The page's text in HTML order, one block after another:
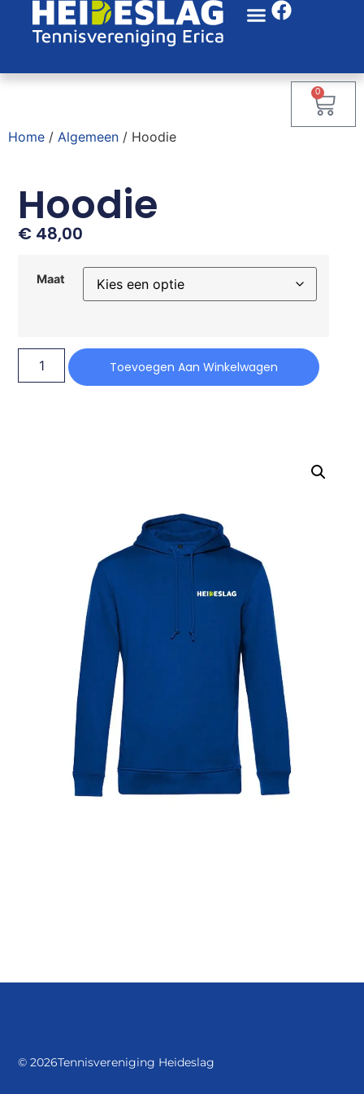
0
Home / Algemeen / Hoodie
Hoodie
€ 48,00
Maat
Toevoegen Aan Winkelwagen
© 2026Tennisvereniging Heideslag